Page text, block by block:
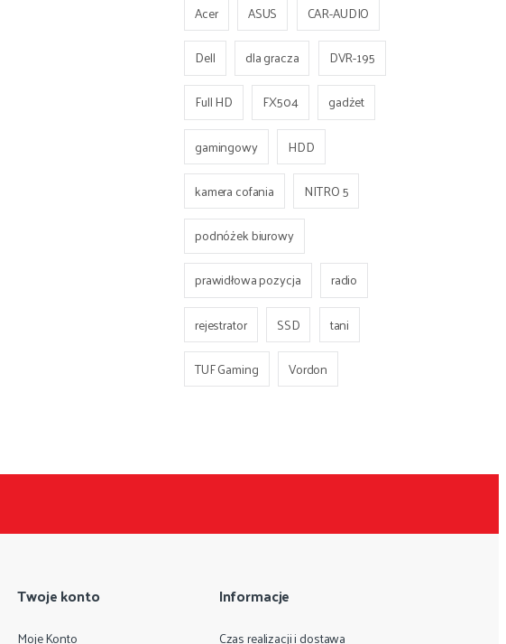
Acer ASUS
CAR-AUDIO
Dell
dla gracza
DVR-195
Full HD
FX504
gadżet
gamingowy
HDD
kamera cofania
NITRO 5
podnóżek biurowy
prawidłowa pozycja
radio
rejestrator
SSD
tani
TUF Gaming
Vordon
Twoje konto
Moje Konto
Informacje
Czas realizacji i dostawa